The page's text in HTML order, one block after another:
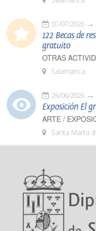
01/07/2026
122 Becas de
gratuito
OTRAS
Salamanca
26/06/2026
Exposición El
ARTE /
Santa Marta